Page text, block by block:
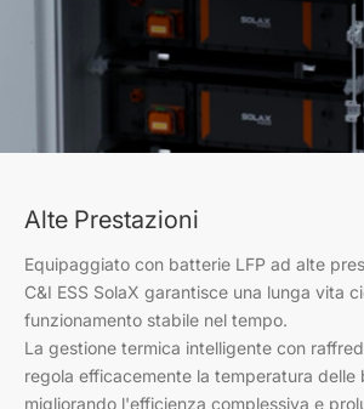
Alte Prestazioni
Equipaggiato con batterie LFP ad alte
C&I ESS SolaX garantisce una lunga vita
funzionamento stabile nel tempo.
La gestione termica intelligente con
regola efficacemente la temperatura delle
migliorando l'efficienza complessiva e